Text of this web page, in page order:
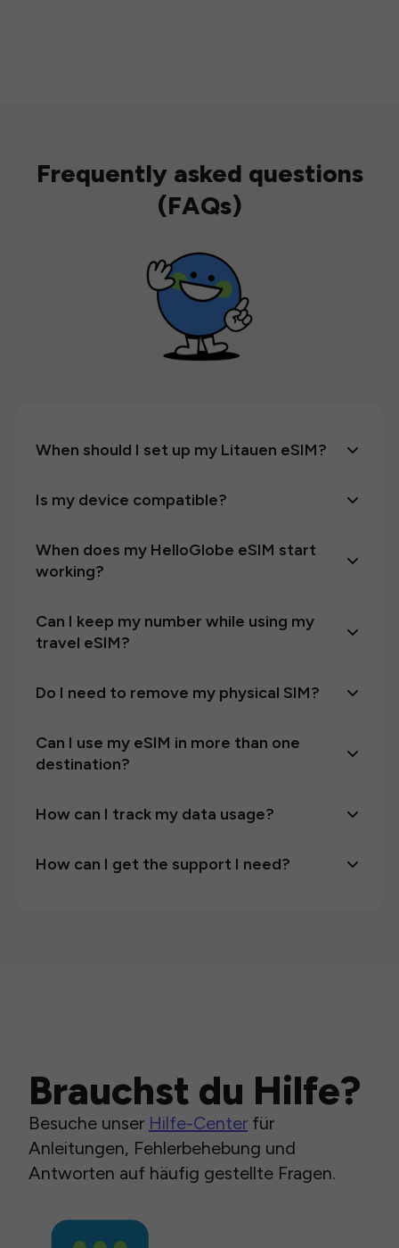
Frequently asked questions
(FAQs)
When should I set up my Litauen eSIM?
Is my device compatible?
When does my HelloGlobe eSIM start
working?
Can I keep my number while using my
travel eSIM?
Do I need to remove my physical SIM?
Can I use my eSIM in more than one
destination?
How can I track my data usage?
How can I get the support I need?
Brauchst du Hilfe?
Besuche unser Hilfe-Center für
Anleitungen, Fehlerbehebung und
Antworten auf häufig gestellte Fragen.